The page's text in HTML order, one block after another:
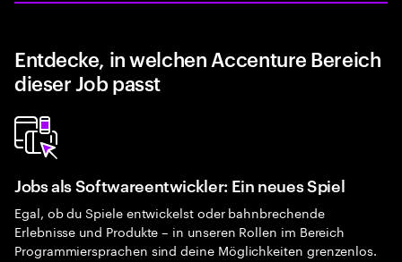
Entdecke, in welchen Accenture Bereich
dieser Job passt
Jobs als Softwareentwickler: Ein neues Spiel
Egal, ob du Spiele entwickelst oder bahnbrechende
Erlebnisse und Produkte – in unseren Rollen im Bereich
Programmiersprachen sind deine Möglichkeiten grenzenlos.